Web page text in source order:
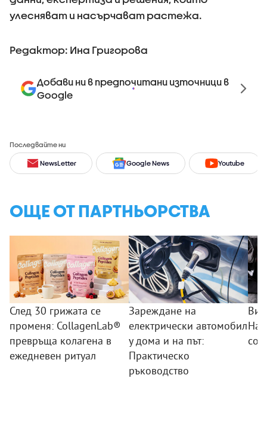
улесняват и насърчават растежа.
Редактор: Ина Григорова
Добави ни в предпочитани източници в
Google
Последвайте ни
NewsLetter Google News Youtube
ОЩЕ ОТ ПАРТНЬОРСТВА
След 30 грижата се
променя: CollagenLab®
превръща колагена в
ежедневен ритуал
Зареждане на
електрически автомобил
у дома и на път:
Практическо
ръководство